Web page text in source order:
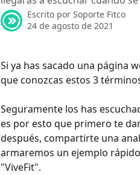
Escrito por Soporte Fitco
24 de agosto de 2021
Si ya has sacado una página
que conozcas estos 3
Seguramente los has
es por esto que primero te
después, compartirte una
armaremos un ejemplo
"ViveFit".